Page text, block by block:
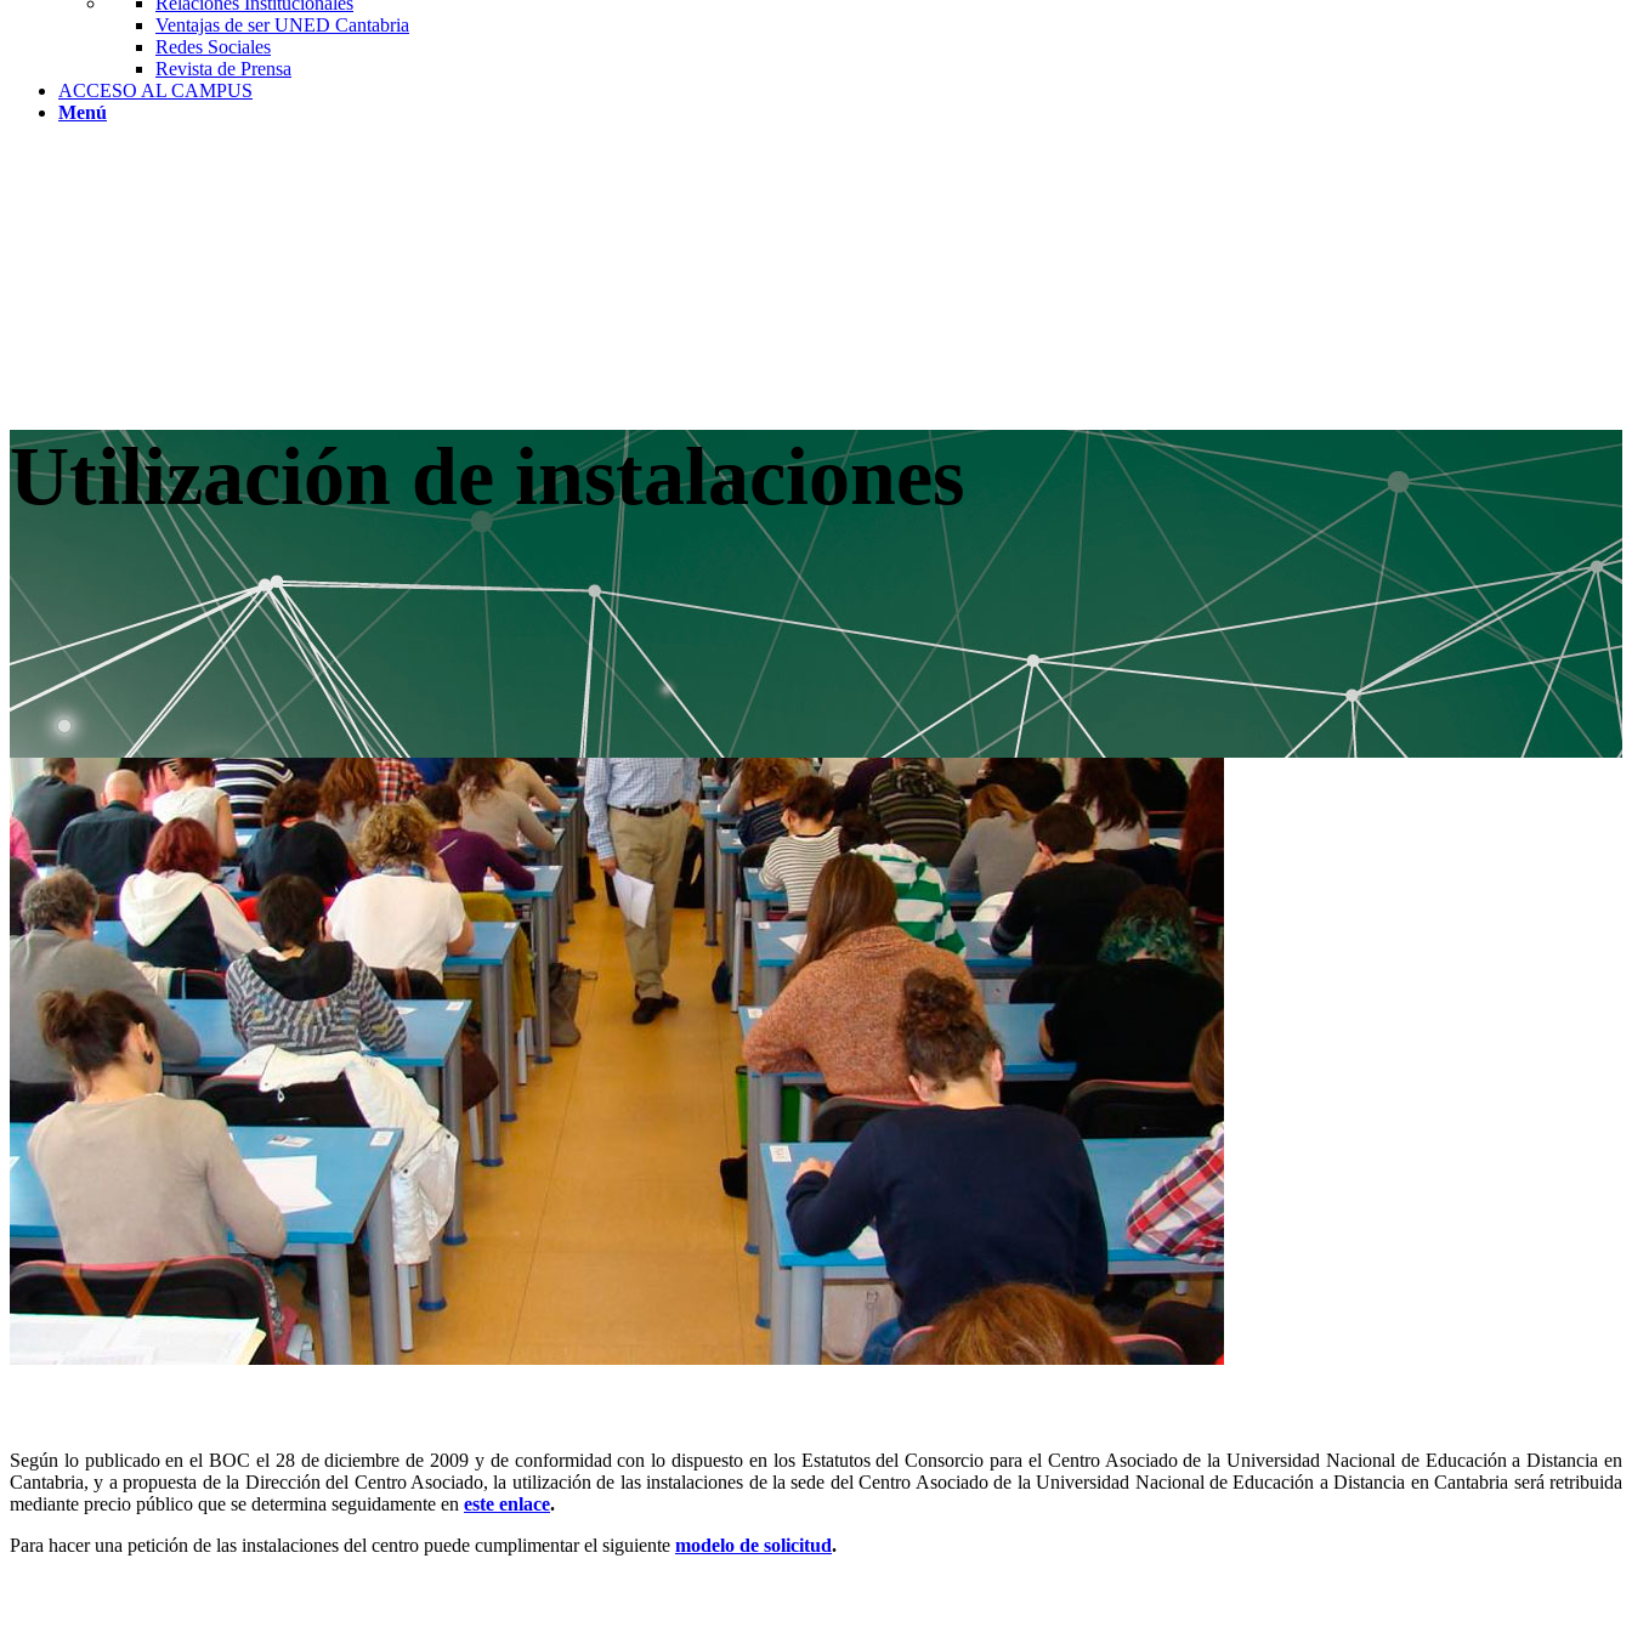
Ventajas de ser UNED Cantabria
Redes Sociales
Revista de Prensa
ACCESO AL CAMPUS
Menú
Utilización de instalaciones
Según lo publicado en el BOC el 28 de diciembre de 2009 y de conformidad con lo dispuesto en los Estatutos del Consorcio para el Centro Asociado de la Universidad Nacional de Educación a Distancia en
Cantabria, y a propuesta de la Dirección del Centro Asociado, la utilización de las instalaciones de la sede del Centro Asociado de la Universidad Nacional de Educación a Distancia en Cantabria será retribuida
mediante precio público que se determina seguidamente en este enlace.
Para hacer una petición de las instalaciones del centro puede cumplimentar el siguiente modelo de solicitud.